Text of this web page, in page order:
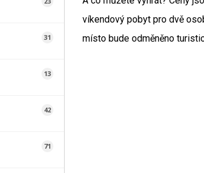
31
13
42
71
víkendový pobyt pro dvě
místo bude odměněno